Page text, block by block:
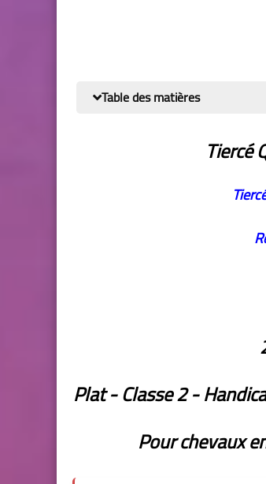
Table des matières
Tiercé
Plat - Classe 2 -
Pour chevaux